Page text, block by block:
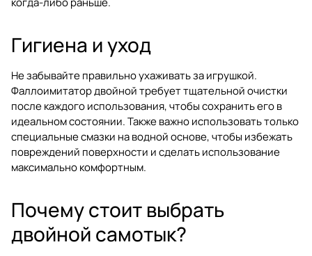
Гигиена и уход
Не забывайте правильно ухаживать за игрушкой.
Фаллоимитатор двойной требует тщательной очистки
после каждого использования, чтобы сохранить его в
идеальном состоянии. Также важно использовать только
специальные смазки на водной основе, чтобы избежать
повреждений поверхности и сделать использование
максимально комфортным.
Почему стоит выбрать
двойной самотык?